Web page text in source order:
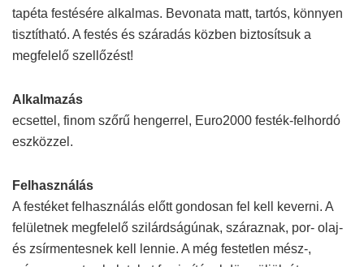
tapéta festésére alkalmas. Bevonata matt, tartós, könnyen
tisztítható. A festés és száradás közben biztosítsuk a
megfelelő szellőzést!
Alkalmazás
ecsettel, finom szőrű hengerrel, Euro2000 festék-felhordó
eszközzel.
Felhasználás
A festéket felhasználás előtt gondosan fel kell keverni. A
felületnek megfelelő szilárdságúnak, száraznak, por- olaj-
és zsírmentesnek kell lennie. A még festetlen mész-,